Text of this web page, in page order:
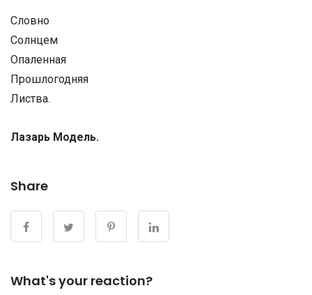
Словно
Солнцем
Опаленная
Прошлогодняя
Листва.
Лазарь Модель.
Share
What's your reaction?